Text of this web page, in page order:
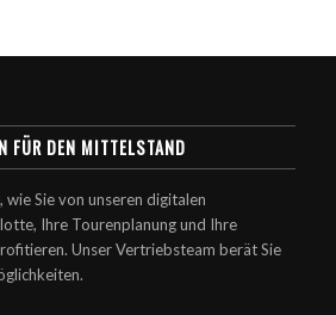
FÜR DEN MITTELSTAND
wie Sie von unseren digitalen
Ihre Tourenplanung und Ihre
Unser Vertriebsteam berät Sie